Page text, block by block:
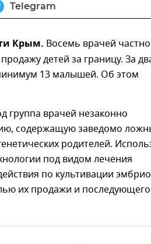
Telegram
Крым. Восемь врачей
детей за границу. За
13 малышей. Об этом
группа врачей незаконно
содержащую заведомо
родителей.
под видом лечения
по культивации
их продажи и последующего